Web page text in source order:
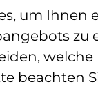
Organisation
um Ihnen
zu
welche
beachten